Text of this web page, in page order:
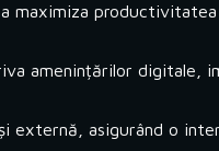
amenințărilor digitale,
externă, asigurând o